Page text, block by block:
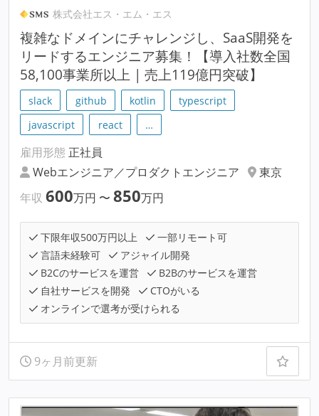
株式会社エス・エム・エス
複雑なドメインにチャレンジし、SaaS開発を
リードするエンジニア募集！【導入社数全国
58,100事業所以上 | 売上119億円突破】
slack github kotlin
typescript
javascript
react …
雇用形態 正社員
Webエンジニア／プロダクトエンジニア
東京
年収 600万円 〜 850万円
下限年収500万円以上
一部リモート可
言語未経験可
アジャイル開発
B2Cのサービスを運営
B2Bのサービスを運営
自社サービスを開発
CTOがいる
オンラインで選考が受けられる
9ヶ月前更新